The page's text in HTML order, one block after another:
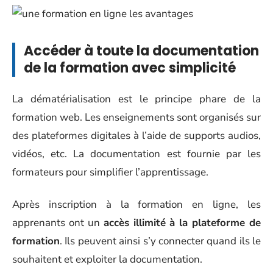
Accéder à toute la documentation
de la formation avec simplicité
La dématérialisation est le principe phare de la
formation web. Les enseignements sont organisés sur
des plateformes digitales à l’aide de supports audios,
vidéos, etc. La documentation est fournie par les
formateurs pour simplifier l’apprentissage.
Après inscription à la formation en ligne, les
apprenants ont un accès illimité à la plateforme de
formation. Ils peuvent ainsi s’y connecter quand ils le
souhaitent et exploiter la documentation.